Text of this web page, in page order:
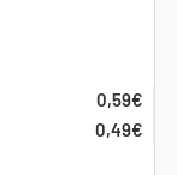
0,59€
0,49€